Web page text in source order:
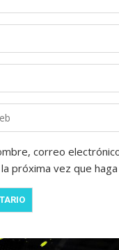
correo
próxima vez que